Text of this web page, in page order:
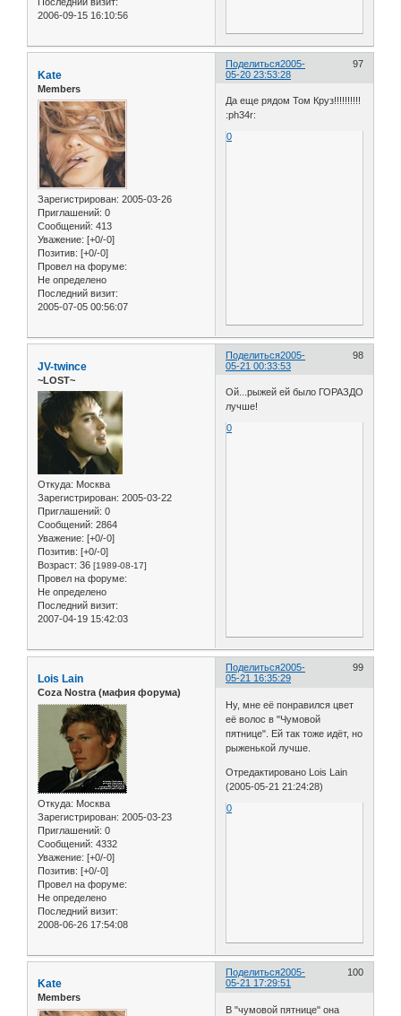
2006-09-15 16:10:56
Поделиться 97
2005-
05-20 23:53:28
Kate
Members
Зарегистрирован: 2005-03-26
Приглашений: 0
Сообщений: 413
Уважение: [+0/-0]
Позитив: [+0/-0]
Провел на форуме:
Не определено
Последний визит:
2005-07-05 00:56:07
Да еще рядом Том Круз!!!!!!!!!!
:ph34r:
0
Поделиться 98
2005-
05-21 00:33:53
JV-twince
~LOST~
Откуда: Москва
Зарегистрирован: 2005-03-22
Приглашений: 0
Сообщений: 2864
Уважение: [+0/-0]
Позитив: [+0/-0]
Возраст: 36 [1989-08-17]
Провел на форуме:
Не определено
Последний визит:
2007-04-19 15:42:03
Ой...рыжей ей было ГОРАЗДО
лучше!
0
Поделиться 99
2005-
05-21 16:35:29
Lois Lain
Coza Nostra (мафия форума)
Откуда: Москва
Зарегистрирован: 2005-03-23
Приглашений: 0
Сообщений: 4332
Уважение: [+0/-0]
Позитив: [+0/-0]
Провел на форуме:
Не определено
Последний визит:
2008-06-26 17:54:08
Ну, мне её понравился цвет
её волос в "Чумовой
пятнице". Ей так тоже идёт, но
рыженькой лучше.
Отредактировано Lois Lain
(2005-05-21 21:24:28)
0
Поделиться 100
2005-
05-21 17:29:51
Kate
Members
В "чумовой пятнице" она